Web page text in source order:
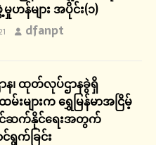
န်များ အပိုင်း(၁)
dfanpt
န၊ ထုတ်လုပ်ဌာနခွဲရှိ
းများက ရွှေမြန်မာအငြိမ့်
တင်ဆက်နိုင်ရေးအတွက်
ရွက်ခြင်း